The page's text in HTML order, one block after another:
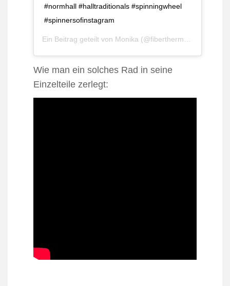
#normhall #halltraditionals #spinningwheel
#spinnersofinstagram
Ein Beitrag geteilt von Monika (@fiberthermometer) am
Wie man ein solches Rad in seine
Einzelteile zerlegt: